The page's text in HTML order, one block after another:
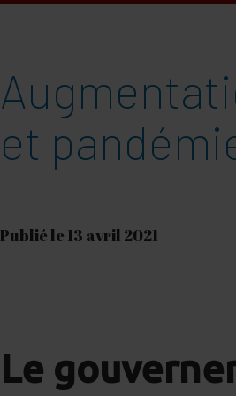
et
Publié le 13 avril 2021
Le